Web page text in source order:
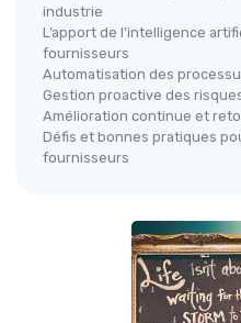
industrie
L’apport de l’intelligence
fournisseurs
Automatisation des
Gestion proactive des
Amélioration continue et
Défis et bonnes pratiques
fournisseurs